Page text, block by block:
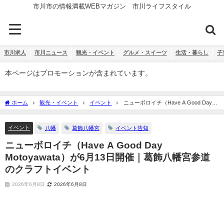
市川市の情報満載WEBマガジン 市川ライフスタイル
市川求人 市川ニュース 観光・イベント グルメ・スイーツ 生活・暮らし 子
本ページはプロモーションが含まれています。
ホーム 観光・イベント イベント
ニューボロイチ（Have A Good Day
Motoyawata）が6月13日開催｜葛飾八幡宮参道のクラフトイベント
イベント 八幡 葛飾八幡宮 イベント告知
ニューボロイチ（Have A Good Day
Motoyawata）が6月13日開催｜葛飾八幡宮参道
のクラフトイベント
2026年6月8日 2026年6月8日